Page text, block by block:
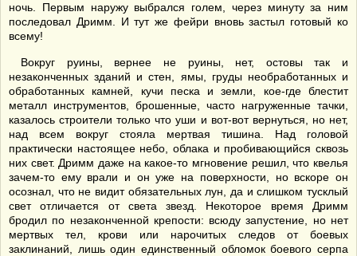
ночь. Первым наружу выбрался голем, через минуту за ним
последовал Дримм. И тут же фейри вновь застыл готовый ко
всему!
Вокруг руины, вернее не руины, нет, остовы так и
незаконченных зданий и стен, ямы, груды необработанных и
обработанных камней, кучи песка и земли, кое-где блестит
металл инструментов, брошенные, часто нагруженные тачки,
казалось строители только что уши и вот-вот вернуться, но нет,
над всем вокруг стояла мертвая тишина. Над головой
практически настоящее небо, облака и пробивающийся сквозь
них свет. Дримм даже на какое-то мгновение решил, что квелья
зачем-то ему врали и он уже на поверхности, но вскоре он
осознал, что не видит обязательных лун, да и слишком тусклый
свет отличается от света звезд. Некоторое время Дримм
бродил по незаконченной крепости: всюду запустение, но нет
мертвых тел, крови или нарочитых следов от боевых
заклинаний, лишь один единственный обломок боевого серпа